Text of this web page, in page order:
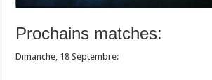
Prochains matches:
Dimanche, 18 Septembre: